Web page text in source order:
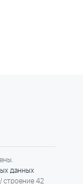
данных
строение 42